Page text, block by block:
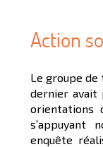
Action
Le groupe de
dernier avait
orientations
s’appuyant
enquête